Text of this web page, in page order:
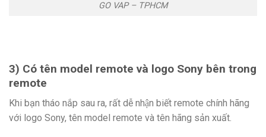
GO VAP – TPHCM
3) Có tên model remote và logo Sony bên trong
remote
Khi bạn tháo nắp sau ra, rất dễ nhận biết remote chính hãng
với logo Sony, tên model remote và tên hãng sản xuất.